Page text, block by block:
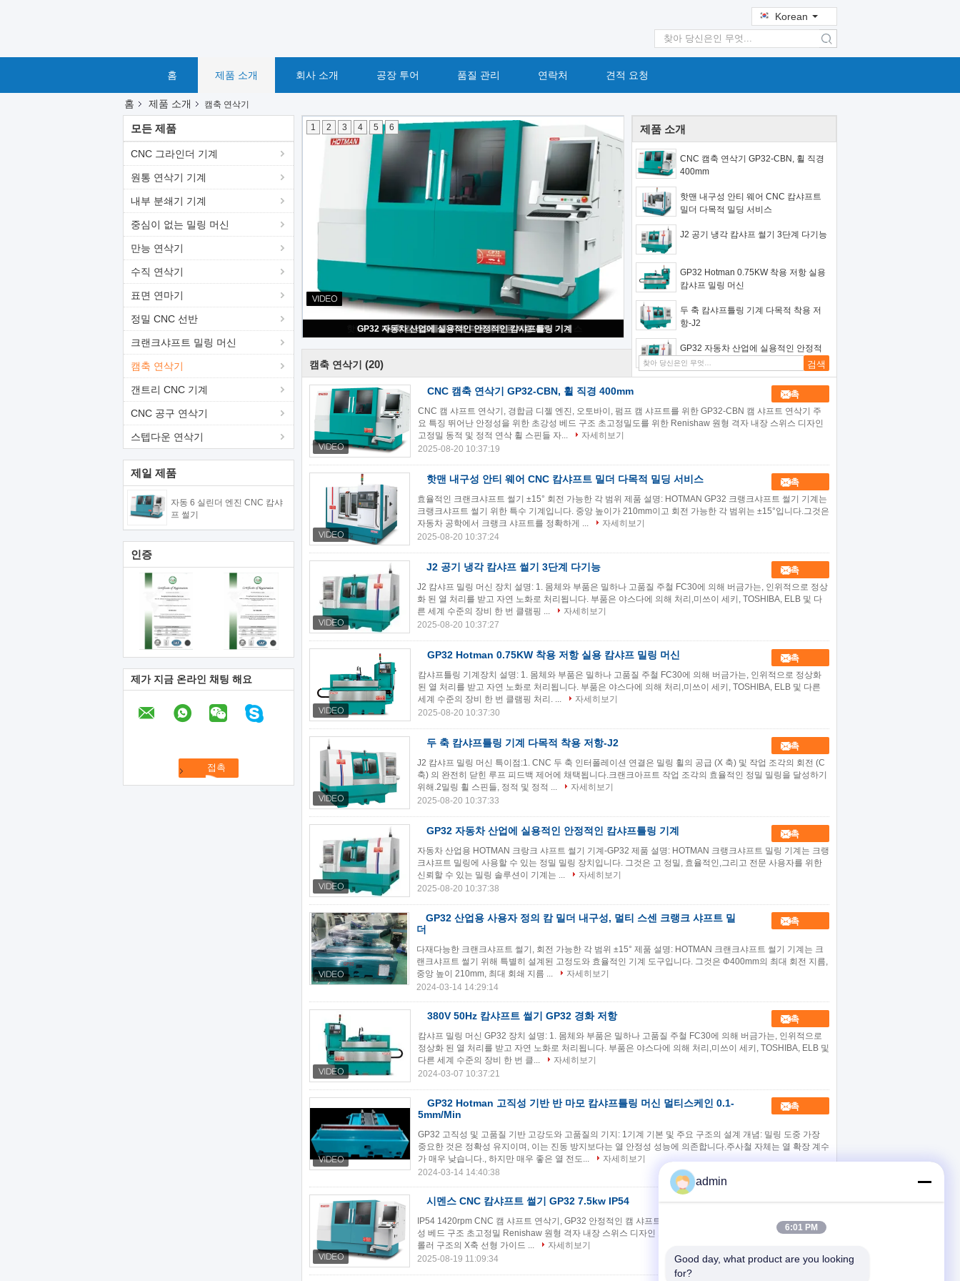
Korean
search
홈 제품 소개 회사 소개 공장 투어 품질 관리 연락처 견적 요청
홈 제품 소개 캠축 연삭기
모든 제품
CNC 그라인더 기계
원통 연삭기 기계
내부 분쇄기 기계
중심이 없는 밀링 머신
만능 연삭기
수직 연삭기
표면 연마기
정밀 CNC 선반
크랜크샤프트 밀링 머신
캠축 연삭기
갠트리 CNC 기계
CNC 공구 연삭기
스텝다운 연삭기
제일 제품
자동 6 실린더 엔진 CNC 캄샤
프 썰기
인증
제가 지금 온라인 채팅 해요
CNC 캠축 연삭기 GP32-CBN, 휠 직경 400mm
1 2 3 4 5 6 제품 소개
CNC 캠축 연삭기 GP32-CBN, 휠 직경
400mm
핫맨 내구성 안티 웨어 CNC 캄샤프트
밀더 다목적 밀딩 서비스
J2 공기 냉각 캄샤프 썰기 3단계 다기능
GP32 Hotman 0.75KW 착용 저항 실용
캄샤프 밀링 머신
두 축 캄샤프틀링 기계 다목적 착용 저
항-J2
GP32 자동차 산업에 실용적인 안정적
인 캄샤프틀링 기계
캠축 연삭기 (20)
CNC 캠축 연삭기 GP32-CBN, 휠 직경 400mm 접촉
CNC 캠 샤프트 연삭기, 경합금 디젤 엔진, 오토바이, 펌프 캠 샤프트를 위한 GP32-CBN 캠 샤프트 연삭기 주
요 특징 뛰어난 안정성을 위한 초강성 베드 구조 초고정밀도를 위한 Renishaw 원형 격자 내장 스위스 디자인
고정밀 동적 및 정적 연삭 휠 스핀들 자...
자세히보기
2025-08-20 10:37:19
핫맨 내구성 안티 웨어 CNC 캄샤프트 밀더 다목적 밀딩 서비스 접촉
효율적인 크랜크샤프트 썰기 ±15° 회전 가능한 각 범위 제품 설명: HOTMAN GP32 크랭크샤프트 썰기 기계는
크랭크샤프트 썰기 위한 특수 기계입니다. 중앙 높이가 210mm이고 회전 가능한 각 범위는 ±15°입니다.그것은
자동차 공학에서 크랭크 샤프트를 정확하게 ...
자세히보기
2025-08-20 10:37:24
J2 공기 냉각 캄샤프 썰기 3단계 다기능 접촉
J2 캄샤프 밀링 머신 장치 설명: 1. 몸체와 부품은 밀하나 고품질 주철 FC30에 의해 버금가는, 인위적으로 정상
화 된 열 처리를 받고 자연 노화로 처리됩니다. 부품은 야스다에 의해 처리,미쓰이 세키, TOSHIBA, ELB 및 다
른 세계 수준의 장비 한 번 클램핑 ...
자세히보기
2025-08-20 10:37:27
GP32 Hotman 0.75KW 착용 저항 실용 캄샤프 밀링 머신 접촉
캄샤프틀링 기계장치 설명: 1. 몸체와 부품은 밀하나 고품질 주철 FC30에 의해 버금가는, 인위적으로 정상화
된 열 처리를 받고 자연 노화로 처리됩니다. 부품은 야스다에 의해 처리,미쓰이 세키, TOSHIBA, ELB 및 다른
세계 수준의 장비 한 번 클램핑 처리. ...
자세히보기
2025-08-20 10:37:30
두 축 캄샤프틀링 기계 다목적 착용 저항-J2 접촉
J2 캄샤프 밀링 머신 특이점:1. CNC 두 축 인터폴레이션 연결은 밀링 휠의 공급 (X 축) 및 작업 조각의 회전 (C
축) 의 완전히 닫힌 루프 피드백 제어에 채택됩니다.크랜크아프트 작업 조각의 효율적인 정밀 밀링을 달성하기
위해.2밀링 휠 스핀들, 정적 및 정적 ...
자세히보기
2025-08-20 10:37:33
GP32 자동차 산업에 실용적인 안정적인 캄샤프틀링 기계 접촉
자동차 산업용 HOTMAN 크랑크 샤프트 썰기 기계-GP32 제품 설명: HOTMAN 크랭크샤프트 밀링 기계는 크랭
크샤프트 밀링에 사용할 수 있는 정밀 밀링 장치입니다. 그것은 고 정밀, 효율적인,그리고 전문 사용자를 위한
신뢰할 수 있는 밀링 솔루션이 기계는 ...
자세히보기
2025-08-20 10:37:38
GP32 산업용 사용자 정의 캄 밀더 내구성, 멀티 스센 크랭크 샤프트 밀
더
접촉
다재다능한 크랜크샤프트 썰기, 회전 가능한 각 범위 ±15° 제품 설명: HOTMAN 크랜크샤프트 썰기 기계는 크
랜크샤프트 썰기 위해 특별히 설계된 고정도와 효율적인 기계 도구입니다. 그것은 Φ400mm의 최대 회전 지름,
중앙 높이 210mm, 최대 회쇄 지름 ...
자세히보기
2024-03-14 14:29:14
380V 50Hz 캄샤프트 썰기 GP32 경화 저항 접촉
캄샤프 밀링 머신 GP32 장치 설명: 1. 몸체와 부품은 밀하나 고품질 주철 FC30에 의해 버금가는, 인위적으로
정상화 된 열 처리를 받고 자연 노화로 처리됩니다. 부품은 야스다에 의해 처리,미쓰이 세키, TOSHIBA, ELB 및
다른 세계 수준의 장비 한 번 클...
자세히보기
2024-03-07 10:37:21
GP32 Hotman 고직성 기반 반 마모 캄샤프틀링 머신 멀티스케인 0.1-
5mm/Min
접촉
GP32 고직성 및 고품질 기반 고강도와 고품질의 기지: 1기계 기본 및 주요 구조의 설계 개념: 밀링 도중 가장
중요한 것은 정확성 유지이며, 이는 진동 방지보다는 열 안정성 성능에 의존합니다.주사철 자체는 열 확장 계수
가 매우 낮습니다., 하지만 매우 좋은 열 전도...
자세히보기
2024-03-14 14:40:38
시멘스 CNC 캄샤프트 썰기 GP32 7.5kw IP54 접촉
IP54 1420rpm CNC 캠 샤프트 연삭기, GP32 안정적인 캠 샤프트 연삭기 주요 특징 최대 안정성을 위한 초강
성 베드 구조 초고정밀 Renishaw 원형 격자 내장 스위스 디자인 고정밀 동적 및 정적 연삭 휠 스핀들 자가 순환
롤러 구조의 X축 선형 가이드 ...
자세히보기
2025-08-19 11:09:34
admin
6:01 PM
Good day, what product are you looking
for?